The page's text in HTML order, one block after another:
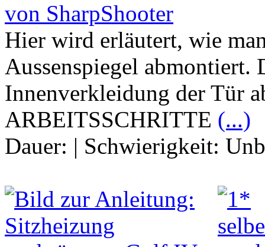
von SharpShooter
Hier wird erläutert, wie
Aussenspiegel abmontiert.
Innenverkleidung der Tür
ARBEITSSCHRITTE (...)
Dauer: | Schwierigkeit: